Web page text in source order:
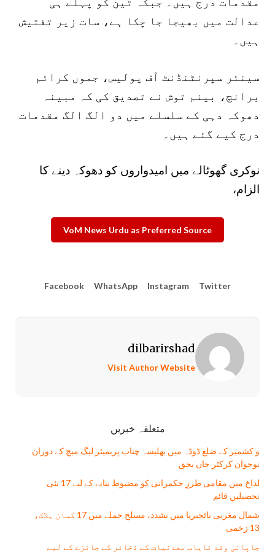
عدالت میں بھیجا جا چکا ہے، سات زیر تفتیش
ہیں۔
سینئر سپرنٹنڈنٹ آف پولیس، جموں کرائم
برانچ، بینم توش نے تصدیق کی کہ مبینہ
دھوکہ دہی کے سلسلے میں دو الگ الگ مقدمات
درج کیے گئے ہیں۔
نوکری گھوٹالے میں امیدواروں کو دھوکہ دینے کا
الزام،
VoM News Urdu as Preferred Source
Facebook WhatsApp Instagram Twitter
dilbarirshad
Visit Author Website
متعلقہ خبریں
و کشمیر کے ضلع ڈوڈہ میں بھلیسہ چناب پریمیئر لیگ میچ کے دوران
نوجوان کرکٹر جاں بحق
لداخ میں مقامی طرزِ حکمرانی کو مضبوط بنانے کے لیے 17 نئی
تحصیلیں قائم
شمال مغربی نائجیریا میں تشدد، مسلح حملے میں 17 کسان ہلاک،
13 زخمی
جاپانی وفد نایاب معدنیات کے ذخائر کے جائزے کے لیے